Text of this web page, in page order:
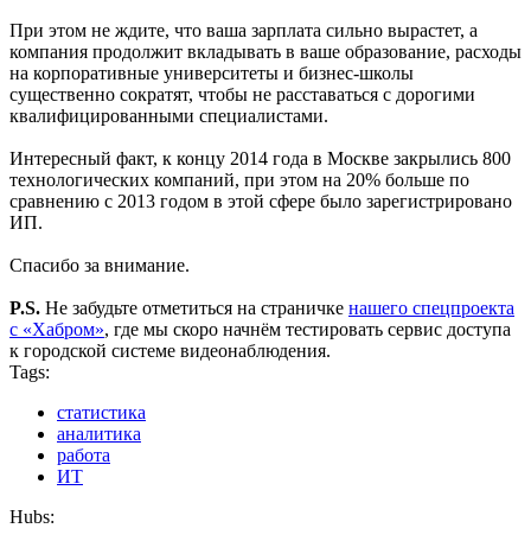
При этом не ждите, что ваша зарплата сильно вырастет, а
компания продолжит вкладывать в ваше образование, расходы
на корпоративные университеты и бизнес-школы
существенно сократят, чтобы не расставаться с дорогими
квалифицированными специалистами.
Интересный факт, к концу 2014 года в Москве закрылись 800
технологических компаний, при этом на 20% больше по
сравнению с 2013 годом в этой сфере было зарегистрировано
ИП.
Спасибо за внимание.
P.S. Не забудьте отметиться на страничке нашего спецпроекта
с «Хабром», где мы скоро начнём тестировать сервис доступа
к городской системе видеонаблюдения.
Tags:
статистика
аналитика
работа
ИТ
Hubs: